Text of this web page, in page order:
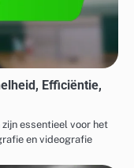
Efficiëntie,
essentieel voor het
en videografie